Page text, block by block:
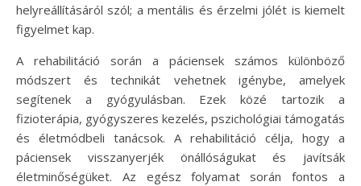
helyreállításáról szól; a mentális és érzelmi jólét is kiemelt
figyelmet kap.
A rehabilitáció során a páciensek számos különböző
módszert és technikát vehetnek igénybe, amelyek
segítenek a gyógyulásban. Ezek közé tartozik a
fizioterápia, gyógyszeres kezelés, pszichológiai támogatás
és életmódbeli tanácsok. A rehabilitáció célja, hogy a
páciensek visszanyerjék önállóságukat és javítsák
életminőségüket. Az egész folyamat során fontos a